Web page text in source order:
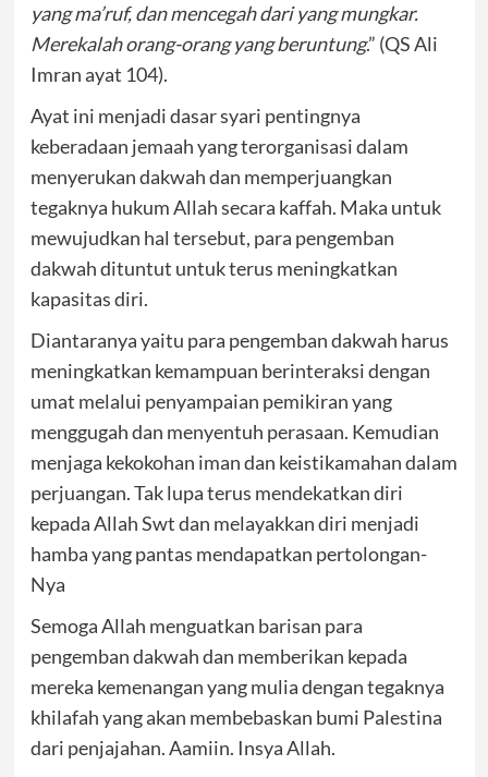
yang ma’ruf, dan mencegah dari yang mungkar.
Merekalah orang-orang yang beruntung.” (QS Ali
Imran ayat 104).
Ayat ini menjadi dasar syari pentingnya
keberadaan jemaah yang terorganisasi dalam
menyerukan dakwah dan memperjuangkan
tegaknya hukum Allah secara kaffah. Maka untuk
mewujudkan hal tersebut, para pengemban
dakwah dituntut untuk terus meningkatkan
kapasitas diri.
Diantaranya yaitu para pengemban dakwah harus
meningkatkan kemampuan berinteraksi dengan
umat melalui penyampaian pemikiran yang
menggugah dan menyentuh perasaan. Kemudian
menjaga kekokohan iman dan keistikamahan dalam
perjuangan. Tak lupa terus mendekatkan diri
kepada Allah Swt dan melayakkan diri menjadi
hamba yang pantas mendapatkan pertolongan-
Nya
Semoga Allah menguatkan barisan para
pengemban dakwah dan memberikan kepada
mereka kemenangan yang mulia dengan tegaknya
khilafah yang akan membebaskan bumi Palestina
dari penjajahan. Aamiin. Insya Allah.